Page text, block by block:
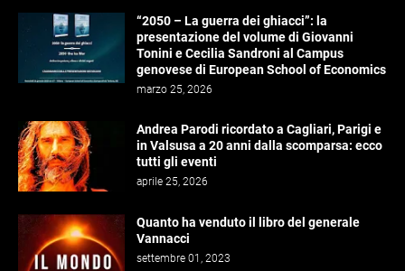
“2050 – La guerra dei ghiacci”: la
presentazione del volume di Giovanni
Tonini e Cecilia Sandroni al Campus
genovese di European School of Economics
marzo 25, 2026
Andrea Parodi ricordato a Cagliari, Parigi e
in Valsusa a 20 anni dalla scomparsa: ecco
tutti gli eventi
aprile 25, 2026
Quanto ha venduto il libro del generale
Vannacci
settembre 01, 2023